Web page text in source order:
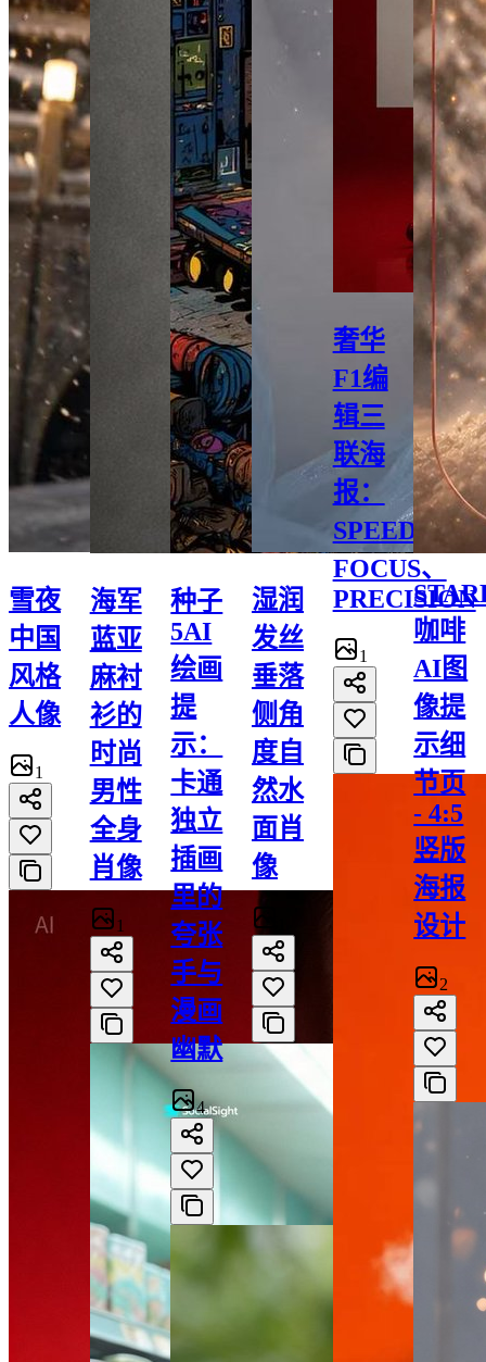
雪夜
中国
风格
人像
1
海军
蓝亚
麻衬
衫的
时尚
男性
全身
肖像
1
种子
5AI
绘画
提
示：
卡通
独立
插画
里的
夸张
手与
漫画
幽默
4
湿润
发丝
垂落
侧角
度自
然水
面肖
像
奢华
F1编
辑三
联海
报：
SPEED、
FOCUS、
PRECISION
1
咖啡
AI图
像提
示细
节页
- 4:5
竖版
海报
设计
2